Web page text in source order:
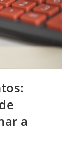
a